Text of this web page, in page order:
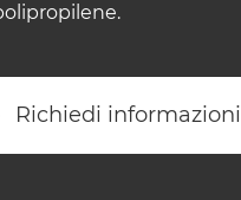
Richiedi informazioni